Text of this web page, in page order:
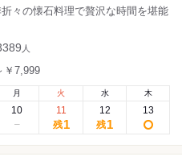
々の懐石料理で贅沢な時間を堪能
人
￥7,999
月
10
火
11
残1
水
12
残1
木
13